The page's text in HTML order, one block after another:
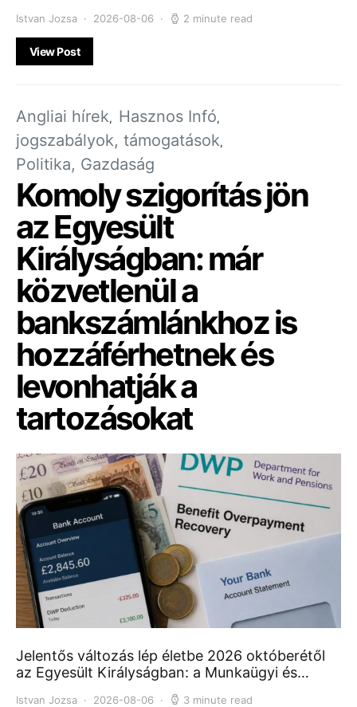
Istvan Jozsa 2026-08-06 2 minute read
View Post
Angliai hírek Hasznos Infó
jogszabályok, támogatások
Politika, Gazdaság
Komoly szigorítás jön
az Egyesült
Királyságban: már
közvetlenül a
bankszámlánkhoz is
hozzáférhetnek és
levonhatják a
tartozásokat
Jelentős változás lép életbe 2026 októberétől
az Egyesült Királyságban: a Munkaügyi és…
Istvan Jozsa 2026-08-06 3 minute read